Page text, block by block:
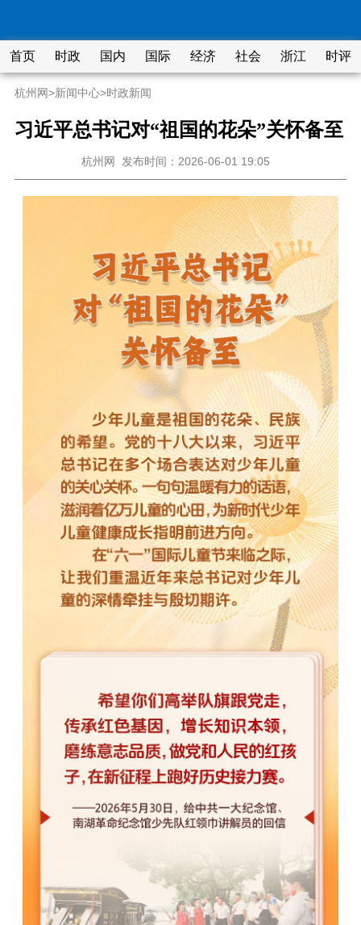
首页 时政 国内 国际 经济 社会 浙江 时评
杭州网>新闻中心>时政新闻
习近平总书记对“祖国的花朵”关怀备至
杭州网 发布时间：2026-06-01 19:05